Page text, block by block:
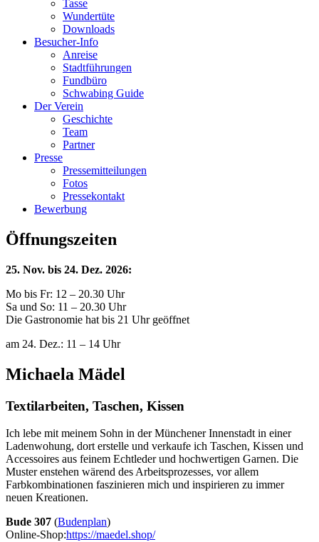
Tasse
Wundertüte
Downloads
Besucher-Info
Anreise
Stadtführungen
Fundbüro
Schwabing Guide
Der Verein
Geschichte
Team
Partner
Presse
Pressemitteilungen
Fotos
Pressekontakt
Bewerbung
Öffnungszeiten
25. Nov. bis 24. Dez. 2026:
Mo bis Fr: 12 – 20.30 Uhr
Sa und So: 11 – 20.30 Uhr
Die Gastronomie hat bis 21 Uhr geöffnet
am 24. Dez.: 11 – 14 Uhr
Michaela Mädel
Textilarbeiten, Taschen, Kissen
Ich lebe mit meinem Sohn in der Münchener Innenstadt in einer
Ladenwohung, dort erstelle und verkaufe ich Taschen, Kissen und
Accessoires aus feinem Echtleder und hochwertigen Garnen. Die
Muster enstehen wärend des Arbeitsprozesses, vor allem
Farbkombinationen faszinieren mich und inspirieren zu immer
neuen Kreationen.
Bude 307 (Budenplan)
Online-Shop:https://maedel.shop/